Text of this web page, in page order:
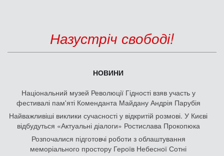
Назустріч свободі!
НОВИНИ
Національний музей Революції Гідності взяв участь у
фестивалі пам'яті Коменданта Майдану Андрія Парубія
Найважливіші виклики сучасності у відкритій розмові. У Києві
відбудуться «Актуальні діалоги» Ростислава Прокопюка
Розпочалися підготовчі роботи з облаштування
меморіального простору Героїв Небесної Сотні